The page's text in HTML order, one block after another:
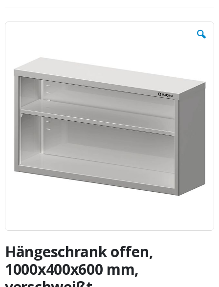
Zum
springen
Anfang
der
Bildergalerie
springen
Hängeschrank offen,
1000x400x600 mm,